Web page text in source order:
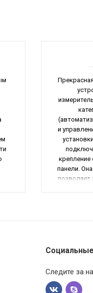
и
крепление
панели.
позволяет
Следите за